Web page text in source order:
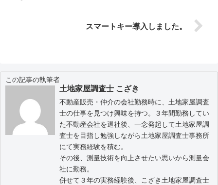
スマートキー導入しました。
この記事の執筆者
土地家屋調査士 こざき
不動産販売・仲介の会社勤務時に、土地家屋調査
士の仕事を見つけ興味を持つ。３年間勤務してい
た不動産会社を退社後、一念発起して土地家屋調
査士を目指し勉強しながら土地家屋調査士事務所
にて実務経験を積む。
その後、測量技術を向上させたい思いから測量会
社に勤務。
併せて３年の実務経験後、こざき土地家屋調査士